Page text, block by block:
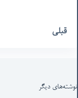
قبلی
نوشته‌های‌ دیگر